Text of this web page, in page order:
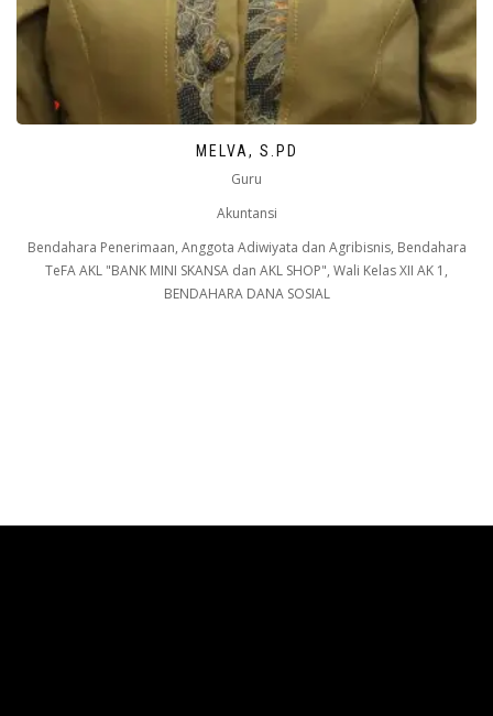
MELVA, S.PD
Guru
Akuntansi
Bendahara Penerimaan, Anggota Adiwiyata dan Agribisnis, Bendahara
TeFA AKL "BANK MINI SKANSA dan AKL SHOP", Wali Kelas XII AK 1,
BENDAHARA DANA SOSIAL